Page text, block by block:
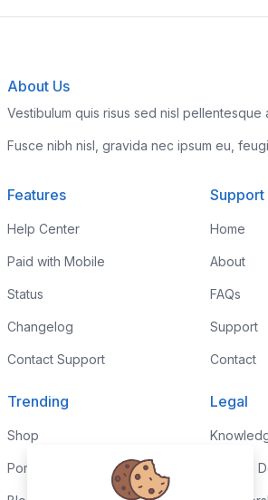
About Us
Vestibulum quis risus sed nisl pellentesque
Fusce nibh nisl, gravida nec ipsum eu,
Features
Help Center
Paid with Mobile
Status
Changelog
Contact Support
Support
Home
About
FAQs
Support
Contact
Trending
Shop
Portfolio
Legal
Custom